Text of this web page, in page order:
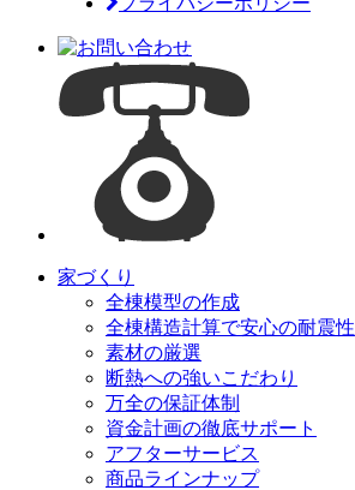
家づくり
全棟模型の作成
全棟構造計算で安心の耐震性
素材の厳選
断熱への強いこだわり
万全の保証体制
資金計画の徹底サポート
アフターサービス
商品ラインナップ